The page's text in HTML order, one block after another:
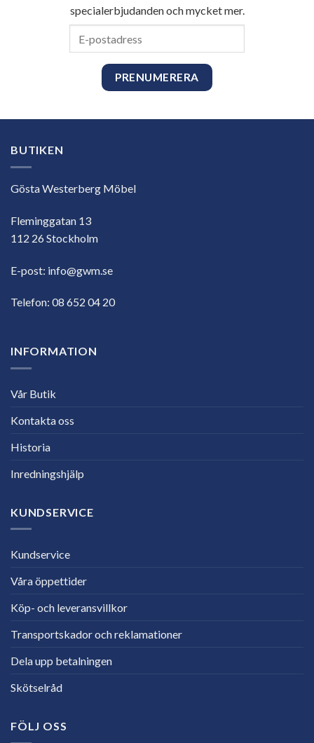
specialerbjudanden och mycket mer.
BUTIKEN
Gösta Westerberg Möbel
Fleminggatan 13
112 26 Stockholm
E-post: info@gwm.se
Telefon: 08 652 04 20
INFORMATION
Vår Butik
Kontakta oss
Historia
Inredningshjälp
KUNDSERVICE
Kundservice
Våra öppettider
Köp- och leveransvillkor
Transportskador och reklamationer
Dela upp betalningen
Skötselråd
FÖLJ OSS